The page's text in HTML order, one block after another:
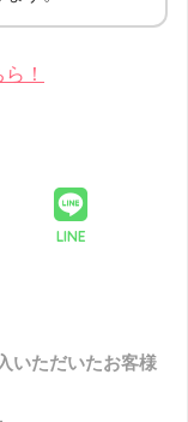
！
LINE
いただいたお客様